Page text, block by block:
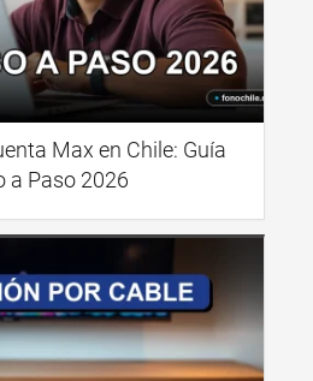
Max en Chile: Guía
a Paso 2026